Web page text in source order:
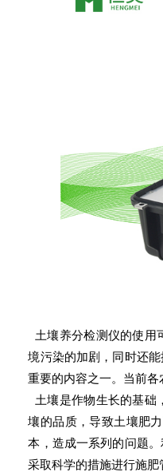
土壤养分检测仪的使用
境污染的加剧，同时还
重要的内容之一。当前各
土壤是作物生长的基础
壤的品质，导致土壤肥
本，造成一系列的问题
采取科学的措施进行施肥